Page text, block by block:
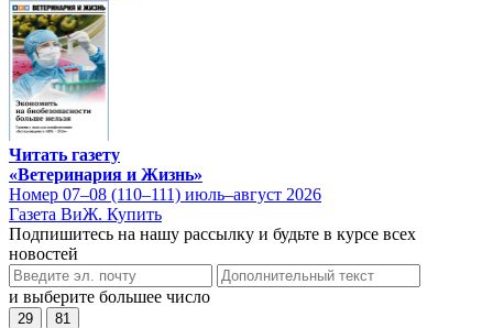
Читать газету
«Ветеринария и Жизнь»
Номер 07–08 (110–111) июль–август 2026
Газета ВиЖ. Купить
Подпишитесь на нашу рассылку и будьте в курсе всех
новостей
и выберите большее число
29 81